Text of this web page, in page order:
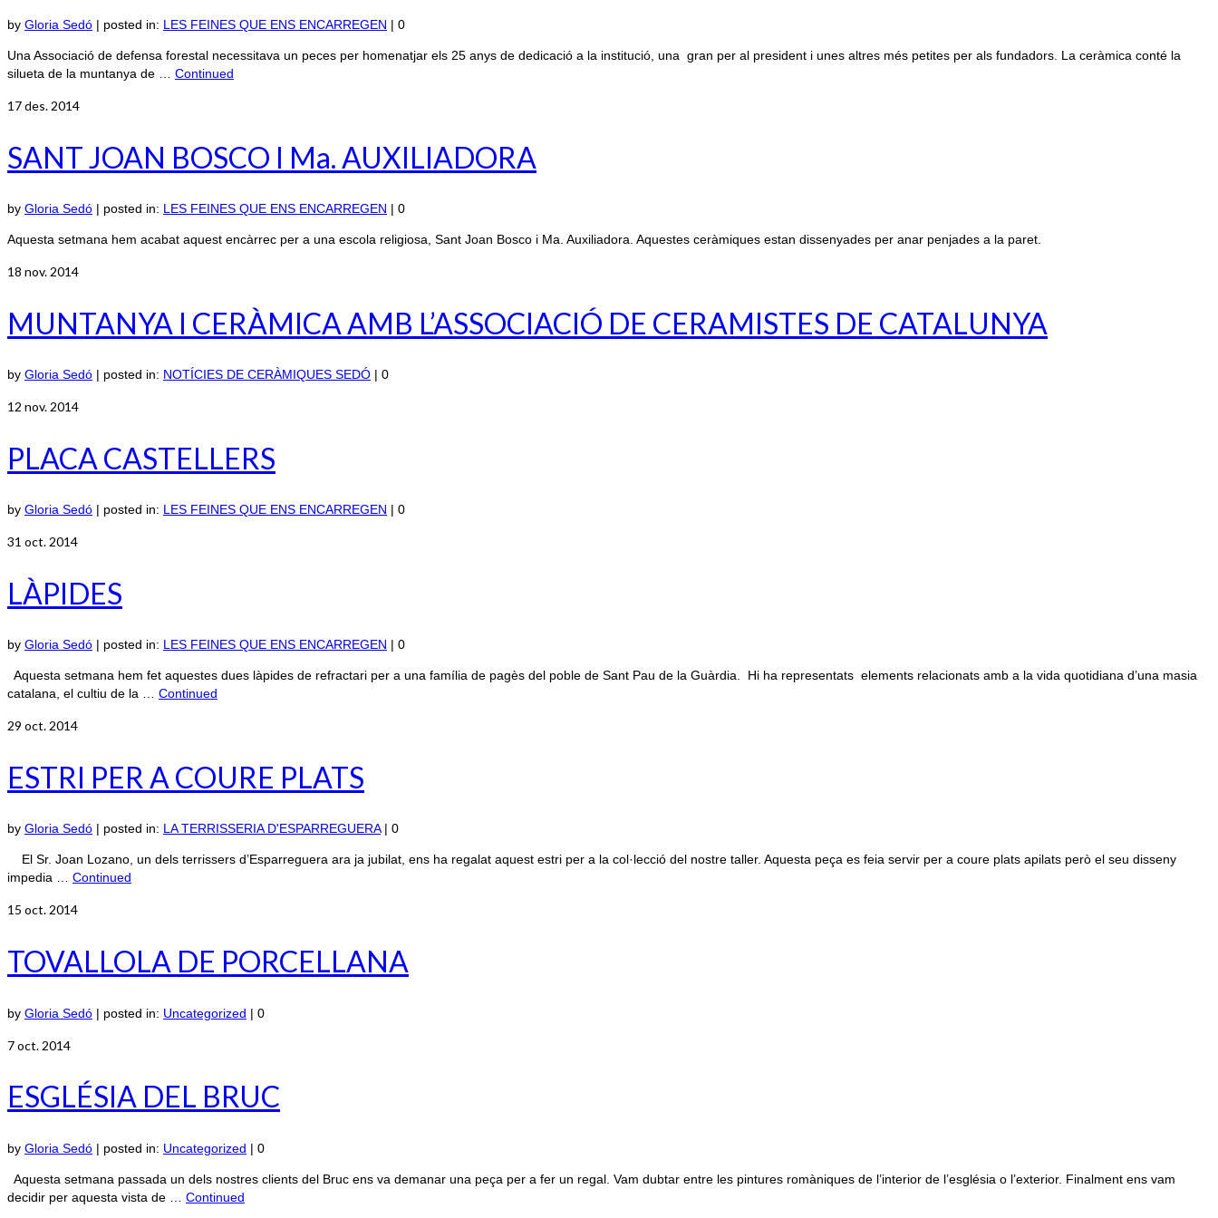
by Gloria Sedó | posted in: LES FEINES QUE ENS ENCARREGEN | 0
Una Associació de defensa forestal necessitava un peces per homenatjar els 25 anys de dedicació a la institució, una gran per al president i unes altres més petites per als fundadors. La ceràmica conté la
silueta de la muntanya de … Continued
17des. 2014
SANT JOAN BOSCO I Ma. AUXILIADORA
by Gloria Sedó | posted in: LES FEINES QUE ENS ENCARREGEN | 0
Aquesta setmana hem acabat aquest encàrrec per a una escola religiosa, Sant Joan Bosco i Ma. Auxiliadora. Aquestes ceràmiques estan dissenyades per anar penjades a la paret.
18 nov. 2014
MUNTANYA I CERÀMICA AMB L’ASSOCIACIÓ DE CERAMISTES DE CATALUNYA
by Gloria Sedó | posted in: NOTÍCIES DE CERÀMIQUES SEDÓ | 0
12 nov. 2014
PLACA CASTELLERS
by Gloria Sedó | posted in: LES FEINES QUE ENS ENCARREGEN | 0
31 oct. 2014
LÀPIDES
by Gloria Sedó | posted in: LES FEINES QUE ENS ENCARREGEN | 0
Aquesta setmana hem fet aquestes dues làpides de refractari per a una família de pagès del poble de Sant Pau de la Guàrdia. Hi ha representats elements relacionats amb a la vida quotidiana d’una masia
catalana, el cultiu de la … Continued
29 oct. 2014
ESTRI PER A COURE PLATS
by Gloria Sedó | posted in: LA TERRISSERIA D'ESPARREGUERA | 0
El Sr. Joan Lozano, un dels terrissers d’Esparreguera ara ja jubilat, ens ha regalat aquest estri per a la col·lecció del nostre taller. Aquesta peça es feia servir per a coure plats apilats però el seu disseny
impedia … Continued
15 oct. 2014
TOVALLOLA DE PORCELLANA
by Gloria Sedó | posted in: Uncategorized | 0
7oct. 2014
ESGLÉSIA DEL BRUC
by Gloria Sedó | posted in: Uncategorized | 0
Aquesta setmana passada un dels nostres clients del Bruc ens va demanar una peça per a fer un regal. Vam dubtar entre les pintures romàniques de l’interior de l’església o l’exterior. Finalment ens vam
decidir per aquesta vista de … Continued